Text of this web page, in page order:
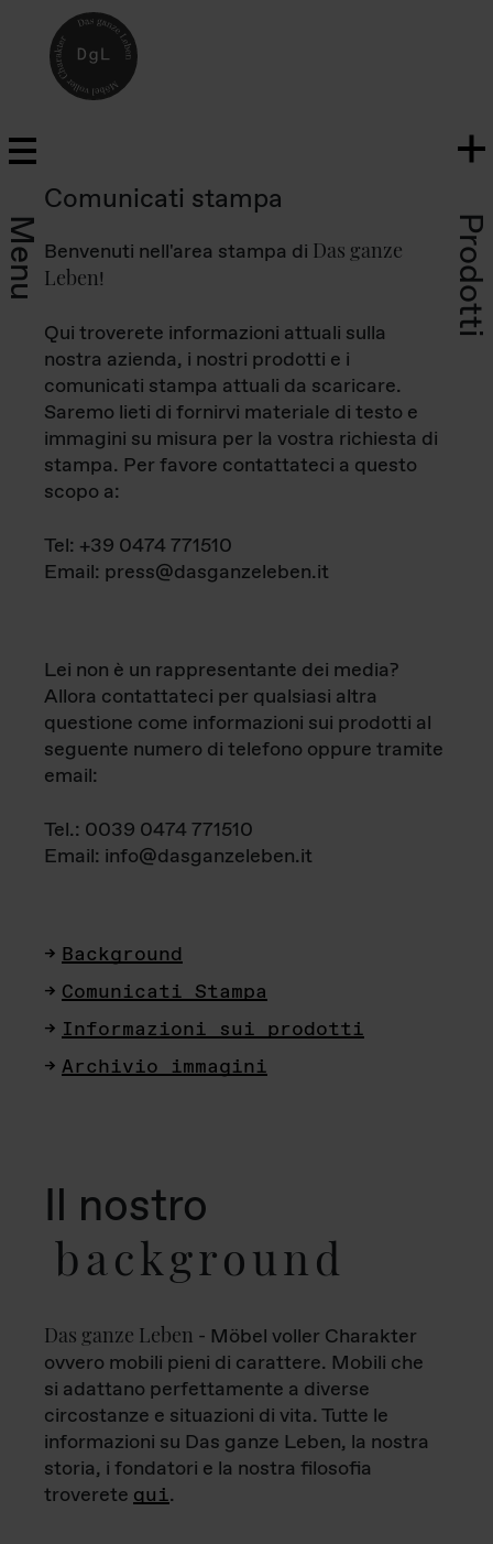
Menu Prodotti
Comunicati stampa
Benvenuti nell'area stampa di Das ganze
Leben!
Qui troverete informazioni attuali sulla
nostra azienda, i nostri prodotti e i
comunicati stampa attuali da scaricare.
Saremo lieti di fornirvi materiale di testo e
immagini su misura per la vostra richiesta di
stampa. Per favore contattateci a questo
scopo a:
Tel: +39 0474 771510
Email: press@dasganzeleben.it
Lei non è un rappresentante dei media?
Allora contattateci per qualsiasi altra
questione come informazioni sui prodotti al
seguente numero di telefono oppure tramite
email:
Tel.: 0039 0474 771510
Email: info@dasganzeleben.it
Background
Comunicati Stampa
Informazioni sui prodotti
Archivio immagini
Il nostro
background
Das ganze Leben - Möbel voller Charakter
ovvero mobili pieni di carattere. Mobili che
si adattano perfettamente a diverse
circostanze e situazioni di vita. Tutte le
informazioni su Das ganze Leben, la nostra
storia, i fondatori e la nostra filosofia
troverete qui.